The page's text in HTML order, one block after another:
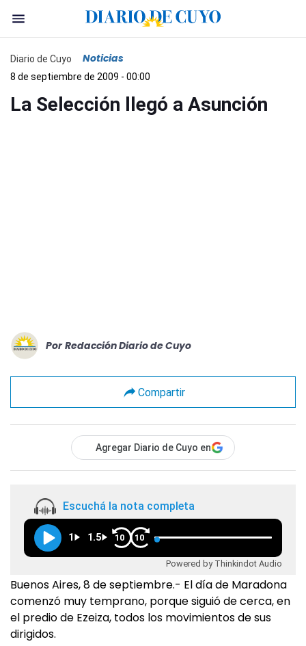
Diario de Cuyo Noticias
8 de septiembre de 2009 - 00:00
La Selección llegó a Asunción
Por Redacción Diario de Cuyo
Compartir
Agregar Diario de Cuyo en
Escuchá la nota completa
1 1.5 10 10
Powered by Thinkindot Audio
Buenos Aires, 8 de septiembre.- El día de Maradona
comenzó muy temprano, porque siguió de cerca, en
el predio de Ezeiza, todos los movimientos de sus
dirigidos.